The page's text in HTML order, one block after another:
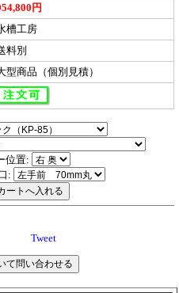
円
槽工房
料別
型商品（個別見積）
位置:
:
Tweet